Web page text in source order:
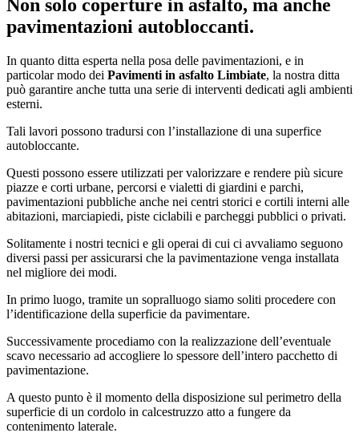
Non solo coperture in asfalto, ma anche
pavimentazioni autobloccanti.
In quanto ditta esperta nella posa delle pavimentazioni, e in
particolar modo dei Pavimenti in asfalto Limbiate, la nostra ditta
può garantire anche tutta una serie di interventi dedicati agli ambienti
esterni.
Tali lavori possono tradursi con l’installazione di una superfice
autobloccante.
Questi possono essere utilizzati per valorizzare e rendere più sicure
piazze e corti urbane, percorsi e vialetti di giardini e parchi,
pavimentazioni pubbliche anche nei centri storici e cortili interni alle
abitazioni, marciapiedi, piste ciclabili e parcheggi pubblici o privati.
Solitamente i nostri tecnici e gli operai di cui ci avvaliamo seguono
diversi passi per assicurarsi che la pavimentazione venga installata
nel migliore dei modi.
In primo luogo, tramite un sopralluogo siamo soliti procedere con
l’identificazione della superficie da pavimentare.
Successivamente procediamo con la realizzazione dell’eventuale
scavo necessario ad accogliere lo spessore dell’intero pacchetto di
pavimentazione.
A questo punto è il momento della disposizione sul perimetro della
superficie di un cordolo in calcestruzzo atto a fungere da
contenimento laterale.